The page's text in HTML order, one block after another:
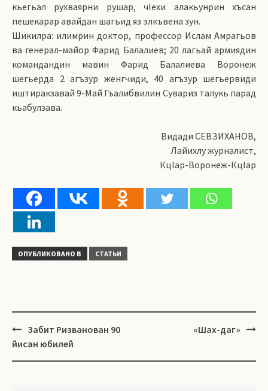
кьегьал рухваярни рушар, чIехи алакьунрин хъсан
пешекарар авайдан шагьид яз элкъвена зун.
Шикилра: илимрин доктор, профессор Ислам Амрагьов
ва генерал-майор Фарид Балалиев; 20 лагьай армиядин
командандин мавин Фарид Балалиева Воронеж
шегьерда 2 агъзур женгчиди, 40 агъзур шегьервиди
иштиракзавай 9-Май Гъалибвилин Сувариз талукь парад
кьабулзава.
Видади СЕВЗИХАНОВ,
Лайихлу журналист,
КцIар-Воронеж-КцIар
ОПУБЛИКОВАНО В СТАТЬИ
Навигация
Забит Ризванован 90
йисан юбилей
ﾠ«Шах-даг»